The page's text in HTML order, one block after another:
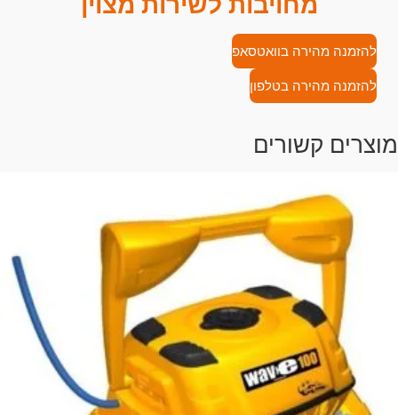
להזמנה מהירה בוואטסאפ
להזמנה מהירה בטלפון
מוצרים קשורים